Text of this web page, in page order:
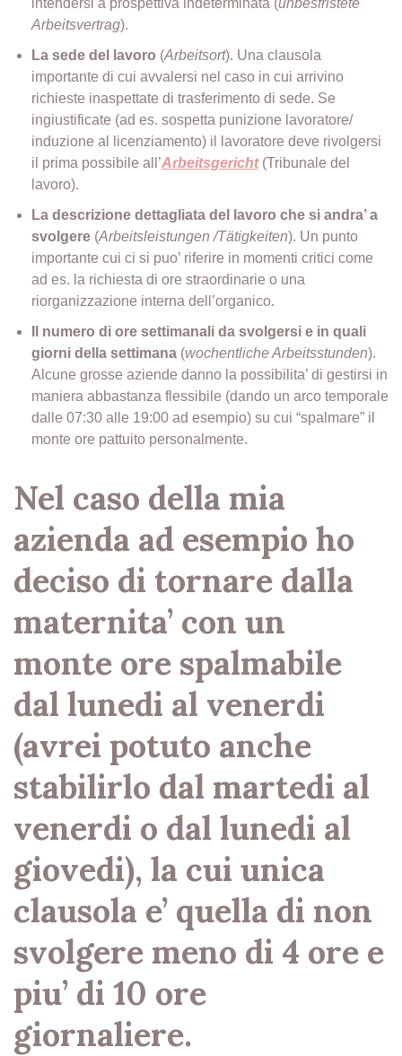
Arbeitsvertrag).
La sede del lavoro (Arbeitsort). Una clausola
importante di cui avvalersi nel caso in cui arrivino
richieste inaspettate di trasferimento di sede. Se
ingiustificate (ad es. sospetta punizione lavoratore/
induzione al licenziamento) il lavoratore deve rivolgersi
il prima possibile all’Arbeitsgericht (Tribunale del
lavoro).
La descrizione dettagliata del lavoro che si andra’ a
svolgere (Arbeitsleistungen /Tätigkeiten). Un punto
importante cui ci si puo’ riferire in momenti critici come
ad es. la richiesta di ore straordinarie o una
riorganizzazione interna dell’organico.
Il numero di ore settimanali da svolgersi e in quali
giorni della settimana (wochentliche Arbeitsstunden).
Alcune grosse aziende danno la possibilita’ di gestirsi in
maniera abbastanza flessibile (dando un arco temporale
dalle 07:30 alle 19:00 ad esempio) su cui “spalmare” il
monte ore pattuito personalmente.
Nel caso della mia
azienda ad esempio ho
deciso di tornare dalla
maternita’ con un
monte ore spalmabile
dal lunedi al venerdi
(avrei potuto anche
stabilirlo dal martedi al
venerdi o dal lunedi al
giovedi), la cui unica
clausola e’ quella di non
svolgere meno di 4 ore e
piu’ di 10 ore
giornaliere.